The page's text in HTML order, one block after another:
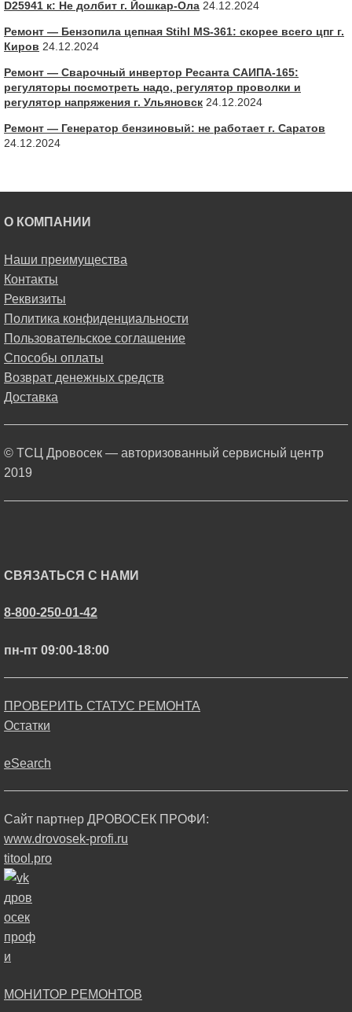
D25941 к: Не долбит г. Йошкар-Ола 24.12.2024
Ремонт — Бензопила цепная Stihl MS-361: скорее всего цпг г.
Киров 24.12.2024
Ремонт — Сварочный инвертор Ресанта САИПА-165:
регуляторы посмотреть надо, регулятор проволки и
регулятор напряжения г. Ульяновск 24.12.2024
Ремонт — Генератор бензиновый: не работает г. Саратов
24.12.2024
О КОМПАНИИ
Наши преимущества
Контакты
Реквизиты
Политика конфиденциальности
Пользовательское соглашение
Способы оплаты
Возврат денежных средств
Доставка
© ТСЦ Дровосек — авторизованный сервисный центр
2019
СВЯЗАТЬСЯ С НАМИ
8-800-250-01-42
пн-пт 09:00-18:00
ПРОВЕРИТЬ СТАТУС РЕМОНТА
Остатки
eSearch
Сайт партнер ДРОВОСЕК ПРОФИ:
www.drovosek-profi.ru
titool.pro
МОНИТОР РЕМОНТОВ